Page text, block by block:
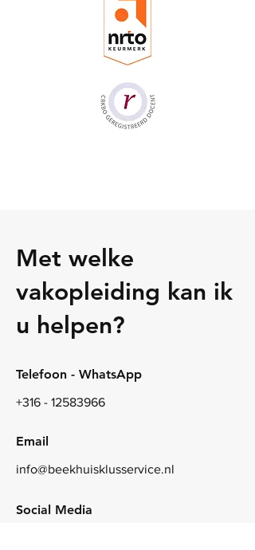
Met welke
vakopleiding kan ik
u helpen?
Telefoon - WhatsApp
+316 - 12583966
Email
info@beekhuisklusservice.nl
Social Media